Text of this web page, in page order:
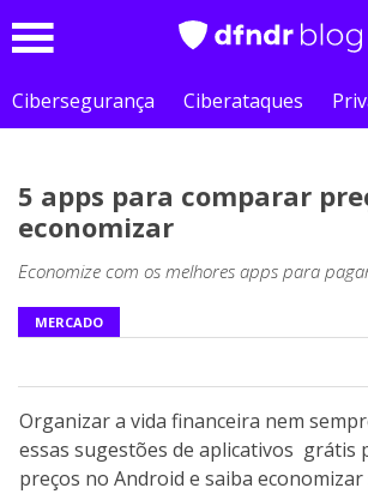
Cibersegurança
Ciberataques
5 apps para comparar
economizar
Economize com os melhores apps para
MERCADO
Organizar a vida financeira nem
essas sugestões de aplicativos grátis
preços no Android e saiba